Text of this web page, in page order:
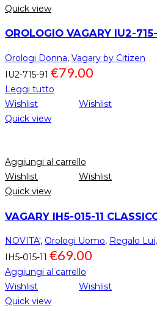
Quick view
OROLOGIO VAGARY IU2-
Orologi Donna, Vagary by Citizen
IU2-715-91 €79.00
Leggi tutto
Wishlist
Wishlist
Quick view
Aggiungi al carrello
Wishlist
Wishlist
Quick view
VAGARY IH5-015-11
NOVITA', Orologi Uomo, Regalo Lui,
IH5-015-11 €69.00
Aggiungi al carrello
Wishlist
Wishlist
Quick view